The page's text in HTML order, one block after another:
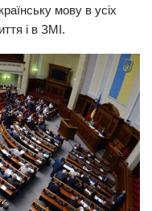
мову в усіх
і в ЗМІ.